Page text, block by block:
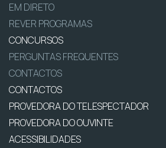
EM DIRETO
REVER PROGRAMAS
CONCURSOS
PERGUNTAS FREQUENTES
CONTACTOS
CONTACTOS
PROVEDORA DO TELESPECTADOR
PROVEDORA DO OUVINTE
ACESSIBILIDADES